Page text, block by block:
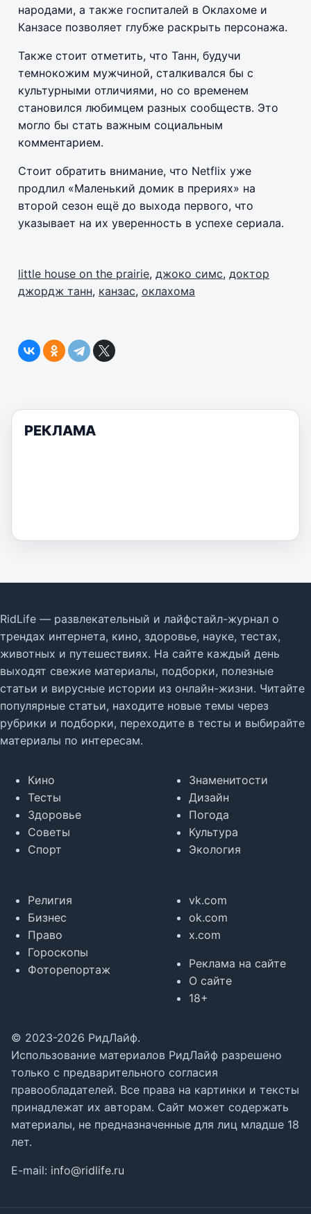
народами, а также госпиталей в Оклахоме и
Канзасе позволяет глубже раскрыть персонажа.
Также стоит отметить, что Танн, будучи
темнокожим мужчиной, сталкивался бы с
культурными отличиями, но со временем
становился любимцем разных сообществ. Это
могло бы стать важным социальным
комментарием.
Стоит обратить внимание, что Netflix уже
продлил «Маленький домик в прериях» на
второй сезон ещё до выхода первого, что
указывает на их уверенность в успехе сериала.
little house on the prairie, джоко симс, доктор
джордж танн, канзас, оклахома
РЕКЛАМА
RidLife — развлекательный и лайфстайл-журнал о
трендах интернета, кино, здоровье, науке, тестах,
животных и путешествиях. На сайте каждый день
выходят свежие материалы, подборки, полезные
статьи и вирусные истории из онлайн-жизни. Читайте
популярные статьи, находите новые темы через
рубрики и подборки, переходите в тесты и выбирайте
материалы по интересам.
Кино
Тесты
Здоровье
Советы
Спорт
Знаменитости
Дизайн
Погода
Культура
Экология
Религия
Бизнес
Право
Гороскопы
Фоторепортаж
vk.com
ok.com
x.com
Реклама на сайте
О сайте
18+
© 2023-2026 РидЛайф.
Использование материалов РидЛайф разрешено
только с предварительного согласия
правообладателей. Все права на картинки и тексты
принадлежат их авторам. Сайт может содержать
материалы, не предназначенные для лиц младше 18
лет.
E-mail: info@ridlife.ru